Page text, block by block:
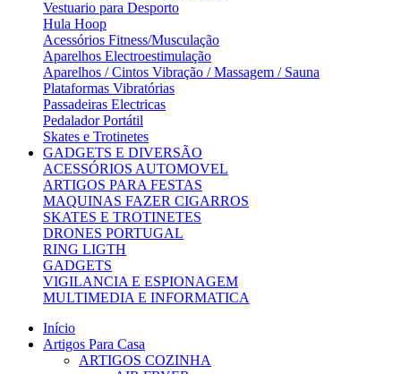
Vestuario para Desporto
Hula Hoop
Acessórios Fitness/Musculação
Aparelhos Electroestimulação
Aparelhos / Cintos Vibração / Massagem / Sauna
Plataformas Vibratórias
Passadeiras Electricas
Pedalador Portátil
Skates e Trotinetes
GADGETS E DIVERSÃO
ACESSÓRIOS AUTOMOVEL
ARTIGOS PARA FESTAS
MAQUINAS FAZER CIGARROS
SKATES E TROTINETES
DRONES PORTUGAL
RING LIGTH
GADGETS
VIGILANCIA E ESPIONAGEM
MULTIMEDIA E INFORMATICA
Início
Artigos Para Casa
ARTIGOS COZINHA